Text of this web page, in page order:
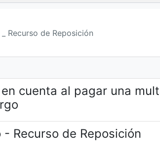
Recurso de Reposición
cuenta al pagar una
Recurso de Reposición